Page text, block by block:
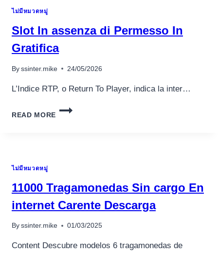
ONLINE
WHERE
HIM
OR
ไม่มีหมวดหมู่
Slot In assenza di Permesso In
Gratifica
By ssinter.mike 24/05/2026
L’Indice RTP, o Return To Player, indica la inter…
READ MORE
SLOT
ไม่มีหมวดหมู่
11000 Tragamonedas Sin cargo En
internet Carente Descarga
By ssinter.mike 01/03/2025
Content Descubre modelos 6 tragamonedas de